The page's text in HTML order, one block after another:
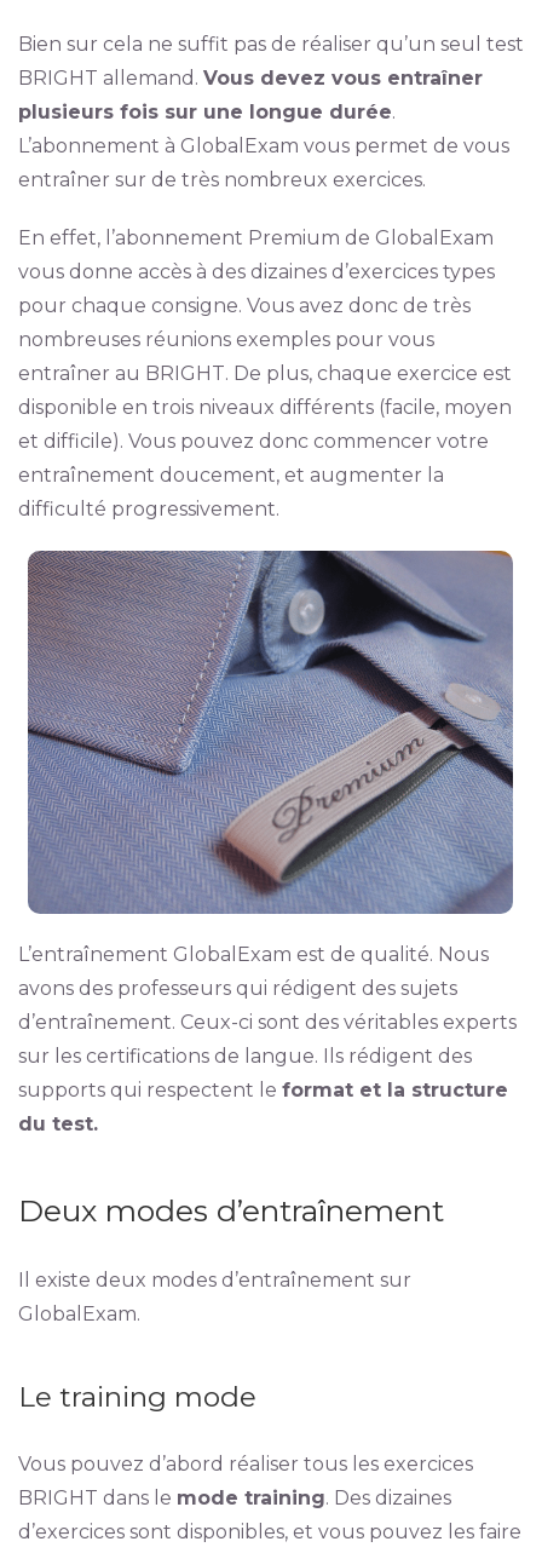
Bien sur cela ne suffit pas de réaliser qu’un seul test
BRIGHT allemand. Vous devez vous entraîner
plusieurs fois sur une longue durée.
L’abonnement à GlobalExam vous permet de vous
entraîner sur de très nombreux exercices.
En effet, l’abonnement Premium de GlobalExam
vous donne accès à des dizaines d’exercices types
pour chaque consigne. Vous avez donc de très
nombreuses réunions exemples pour vous
entraîner au BRIGHT. De plus, chaque exercice est
disponible en trois niveaux différents (facile, moyen
et difficile). Vous pouvez donc commencer votre
entraînement doucement, et augmenter la
difficulté progressivement.
L’entraînement GlobalExam est de qualité. Nous
avons des professeurs qui rédigent des sujets
d’entraînement. Ceux-ci sont des véritables experts
sur les certifications de langue. Ils rédigent des
supports qui respectent le format et la structure
du test.
Deux modes d’entraînement
Il existe deux modes d’entraînement sur
GlobalExam.
Le training mode
Vous pouvez d’abord réaliser tous les exercices
BRIGHT dans le mode training. Des dizaines
d’exercices sont disponibles, et vous pouvez les faire